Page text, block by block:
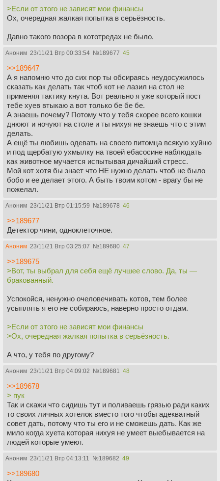
>Если от этого не зависят мои финансы
Ох, очередная жалкая попытка в серьёзность.
Давно такого позора в кототредах не было.
Аноним 23/11/21 Втр 00:33:54 №189677 45
>>189647
А я напомню что до сих пор ты обсираясь неудосужилось
сказать как делать так чтоб кот не лазил на стол не
применяя тактику кнута. Вот реально я уже который пост
тебе хуев втыкаю а вот только бе бе бе.
А знаешь почему? Потому что у тебя скорее всего кошки
днюют и ночуют на столе и ты нихуя не знаешь что с этим
делать.
А ещё ты любишь одевать на своего питомца всякую хуйню
и под щербатую ухмылку на твоей ебасосине наблюдать
как животное мучается испытывая дичайший стресс.
Мой кот хотя бы знает что НЕ нужно делать чтоб не было
бобо и ее делает этого. А быть твоим котом - врагу бы не
пожелал.
Аноним 23/11/21 Втр 01:15:59 №189678 46
>>189677
Детектор чини, одноклеточное.
Аноним 23/11/21 Втр 03:25:07 №189680 47
>>189675
>Вот, ты выбрал для себя ещё лучшее слово. Да, ты —
бракованный.
Успокойся, ненужно очеловечивать котов, тем более
усыплять я его не собираюсь, наверно просто отдам.
>Если от этого не зависят мои финансы
>Ох, очередная жалкая попытка в серьёзность.
А что, у тебя по другому?
Аноним 23/11/21 Втр 04:09:02 №189681 48
>>189678
> пук
Так и скажи что сидишь тут и поливаешь грязью ради каких
то своих личных хотелок вместо того чтобы адекватный
совет дать, потому что ты его и не сможешь дать. Как же
мило когда хуета которая нихуя не умеет выебывается на
людей которые умеют.
Аноним 23/11/21 Втр 04:13:11 №189682 49
>>189680